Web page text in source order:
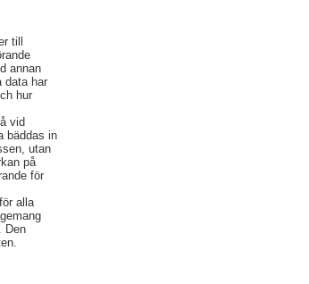
till
annan
data har
hur
vid
bäddas in
utan
på
för
alla
Den